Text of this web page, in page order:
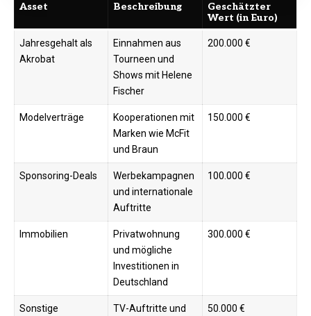
Asset Beschreibung
Geschätzter
Wert (in Euro)
Jahresgehalt als
Akrobat
Einnahmen aus
Tourneen und
Shows mit Helene
Fischer ​
200.000 €
Modelverträge
Kooperationen mit
Marken wie McFit
und Braun ​
150.000 €
Sponsoring-Deals
Werbekampagnen
und internationale
Auftritte ​
100.000 €
Immobilien
Privatwohnung
und mögliche
Investitionen in
Deutschland ​
300.000 €
Sonstige
TV-Auftritte und
50.000 €